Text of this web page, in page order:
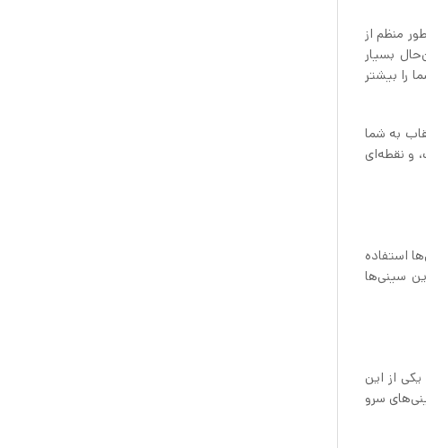
منظم از
بسیار
را بیشتر
به شما
و نقطه‌ای
استفاده
سینی‌ها
از این
سرو